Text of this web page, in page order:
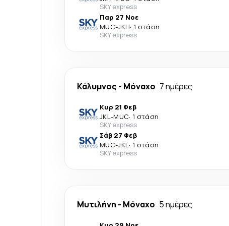
SKY express
Παρ 27 Νοε
MUC-JKH· 1 στάση
SKY express
Κάλυμνος - Μόναχο 7 ημέρες
Κυρ 21 Φεβ
JKL-MUC· 1 στάση
SKY express
Σάβ 27 Φεβ
MUC-JKL· 1 στάση
SKY express
Μυτιλήνη - Μόναχο 5 ημέρες